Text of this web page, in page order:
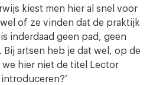
kiest men hier al snel voor
of ze vinden dat de praktijk
inderdaad geen pad, geen
artsen heb je dat wel, op de
hier niet de titel Lector